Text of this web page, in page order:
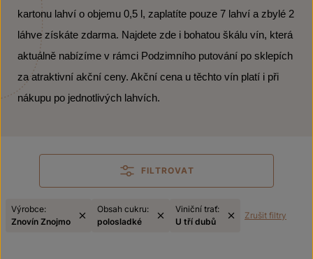
kartonu lahví o objemu 0,5 l, zaplatíte pouze 7 lahví a zbylé 2
láhve získáte zdarma. Najdete zde i bohatou škálu vín, která
aktuálně nabízíme v rámci Podzimního putování po sklepích
za atraktivní akční ceny. Akční cena u těchto vín platí i při
nákupu po jednotlivých lahvích.
FILTROVAT
Výrobce:
Znovín Znojmo
Obsah cukru:
polosladké
Viniční trať:
U tří dubů
Zrušit filtry